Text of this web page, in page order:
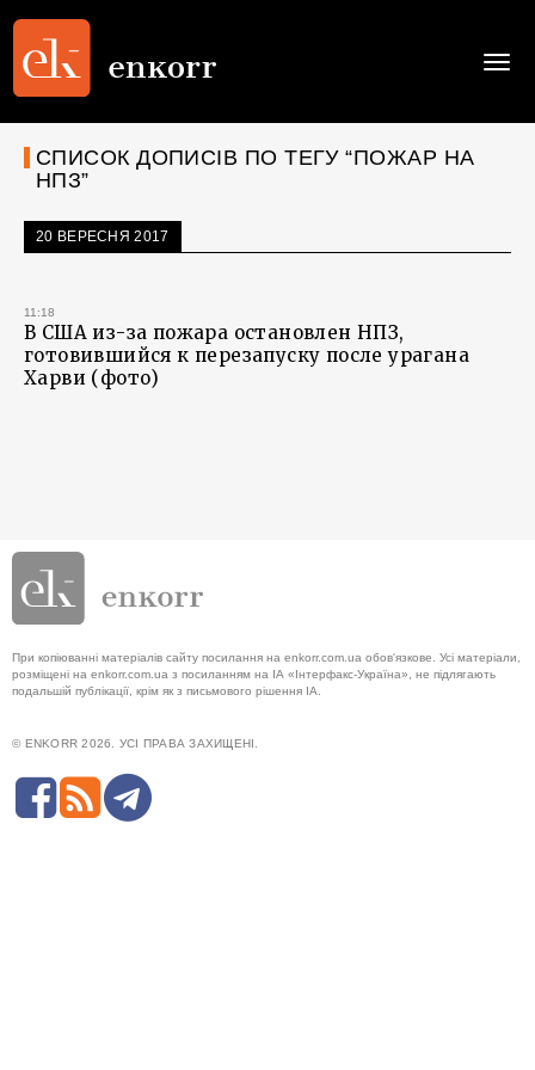
СПИСОК ДОПИСІВ ПО ТЕГУ “ПОЖАР НА
НПЗ”
20 ВЕРЕСНЯ 2017
11:18
В США из-за пожара остановлен НПЗ,
готовившийся к перезапуску после урагана
Харви (фото)
При копіюванні матеріалів сайту посилання на enkorr.com.ua обов'язкове. Усі матеріали,
розміщені на enkorr.com.ua з посиланням на ІА «Інтерфакс-Україна», не підлягають
подальшій публікації, крім як з письмового рішення ІА.
© ENKORR 2026. УСІ ПРАВА ЗАХИЩЕНІ.